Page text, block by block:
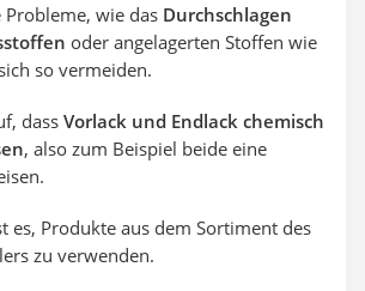
wie das Durchschlagen
oder angelagerten Stoffen wie
so vermeiden.
dass Vorlack und Endlack chemisch
, also zum Beispiel beide eine
es, Produkte aus dem Sortiment des
zu verwenden.